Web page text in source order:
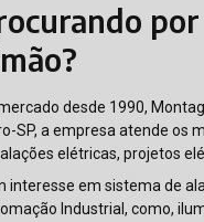
desde 1990,
SP, a empresa atende os
elétricas, projetos
interesse em sistema de
Industrial, como,